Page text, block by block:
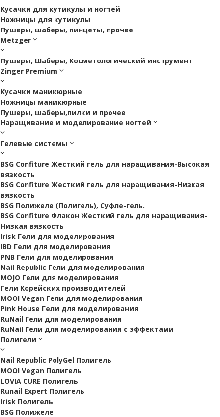
Кусачки для кутикулы и ногтей
Ножницы для кутикулы
Пушеры, шаберы, пинцеты, прочее
Metzger
Пушеры, Шаберы, Косметологический инструмент
Zinger Premium
Кусачки маникюрные
Ножницы маникюрные
Пушеры, шаберы,пилки и прочее
Наращивание и моделирование ногтей
Гелевые системы
BSG Confiture Жесткий гель для наращивания-Высокая
вязкость
BSG Confiture Жесткий гель для наращивания-Низкая
вязкость
BSG Полижеле (Полигель), Суфле-гель.
BSG Confiture Флакон Жесткий гель для наращивания-
Низкая вязкость
Irisk Гели для моделирования
IBD Гели для моделирования
PNB Гели для моделирования
Nail Republic Гели для моделирования
MOJO Гели для моделирования
Гели Корейских производителей
MOOI Vegan Гели для моделирования
Pink House Гели для моделирования
RuNail Гели для моделирования
RuNail Гели для моделирования с эффектами
Полигели
Nail Republic PolyGel Полигель
MOOI Vegan Полигель
LOVIA CURE Полигель
Runail Expert Полигель
Irisk Полигель
BSG Полижеле